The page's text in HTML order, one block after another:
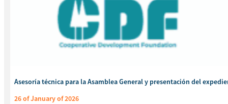
Asesoría técnica para la Asamblea General y presentación del
26 of January of 2026